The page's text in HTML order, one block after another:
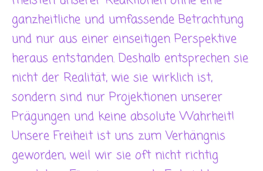
ganzheitliche und umfassende Betrachtung
und nur aus einer einseitigen Perspektive
heraus entstanden. Deshalb entsprechen sie
nicht der Realität, wie sie wirklich ist,
sondern sind nur Projektionen unserer
Prägungen und keine absolute Wahrheit!
Unsere Freiheit ist uns zum Verhängnis
geworden, weil wir sie oft nicht richtig